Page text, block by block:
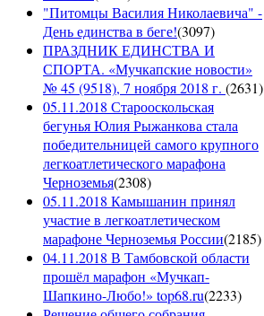
"Питомцы Василия Николаевича" -
День единства в беге!(3097)
ПРАЗДНИК ЕДИНСТВА И
СПОРТА. «Мучкапские новости»
№ 45 (9518), 7 ноября 2018 г. (2631)
05.11.2018 Старооскольская
бегунья Юлия Рыжанкова стала
победительницей самого крупного
легкоатлетического марафона
Черноземья(2308)
05.11.2018 Камышанин принял
участие в легкоатлетическом
марафоне Черноземья России(2185)
04.11.2018 В Тамбовской области
прошёл марафон «Мучкап-
Шапкино-Любо!» top68.ru(2233)